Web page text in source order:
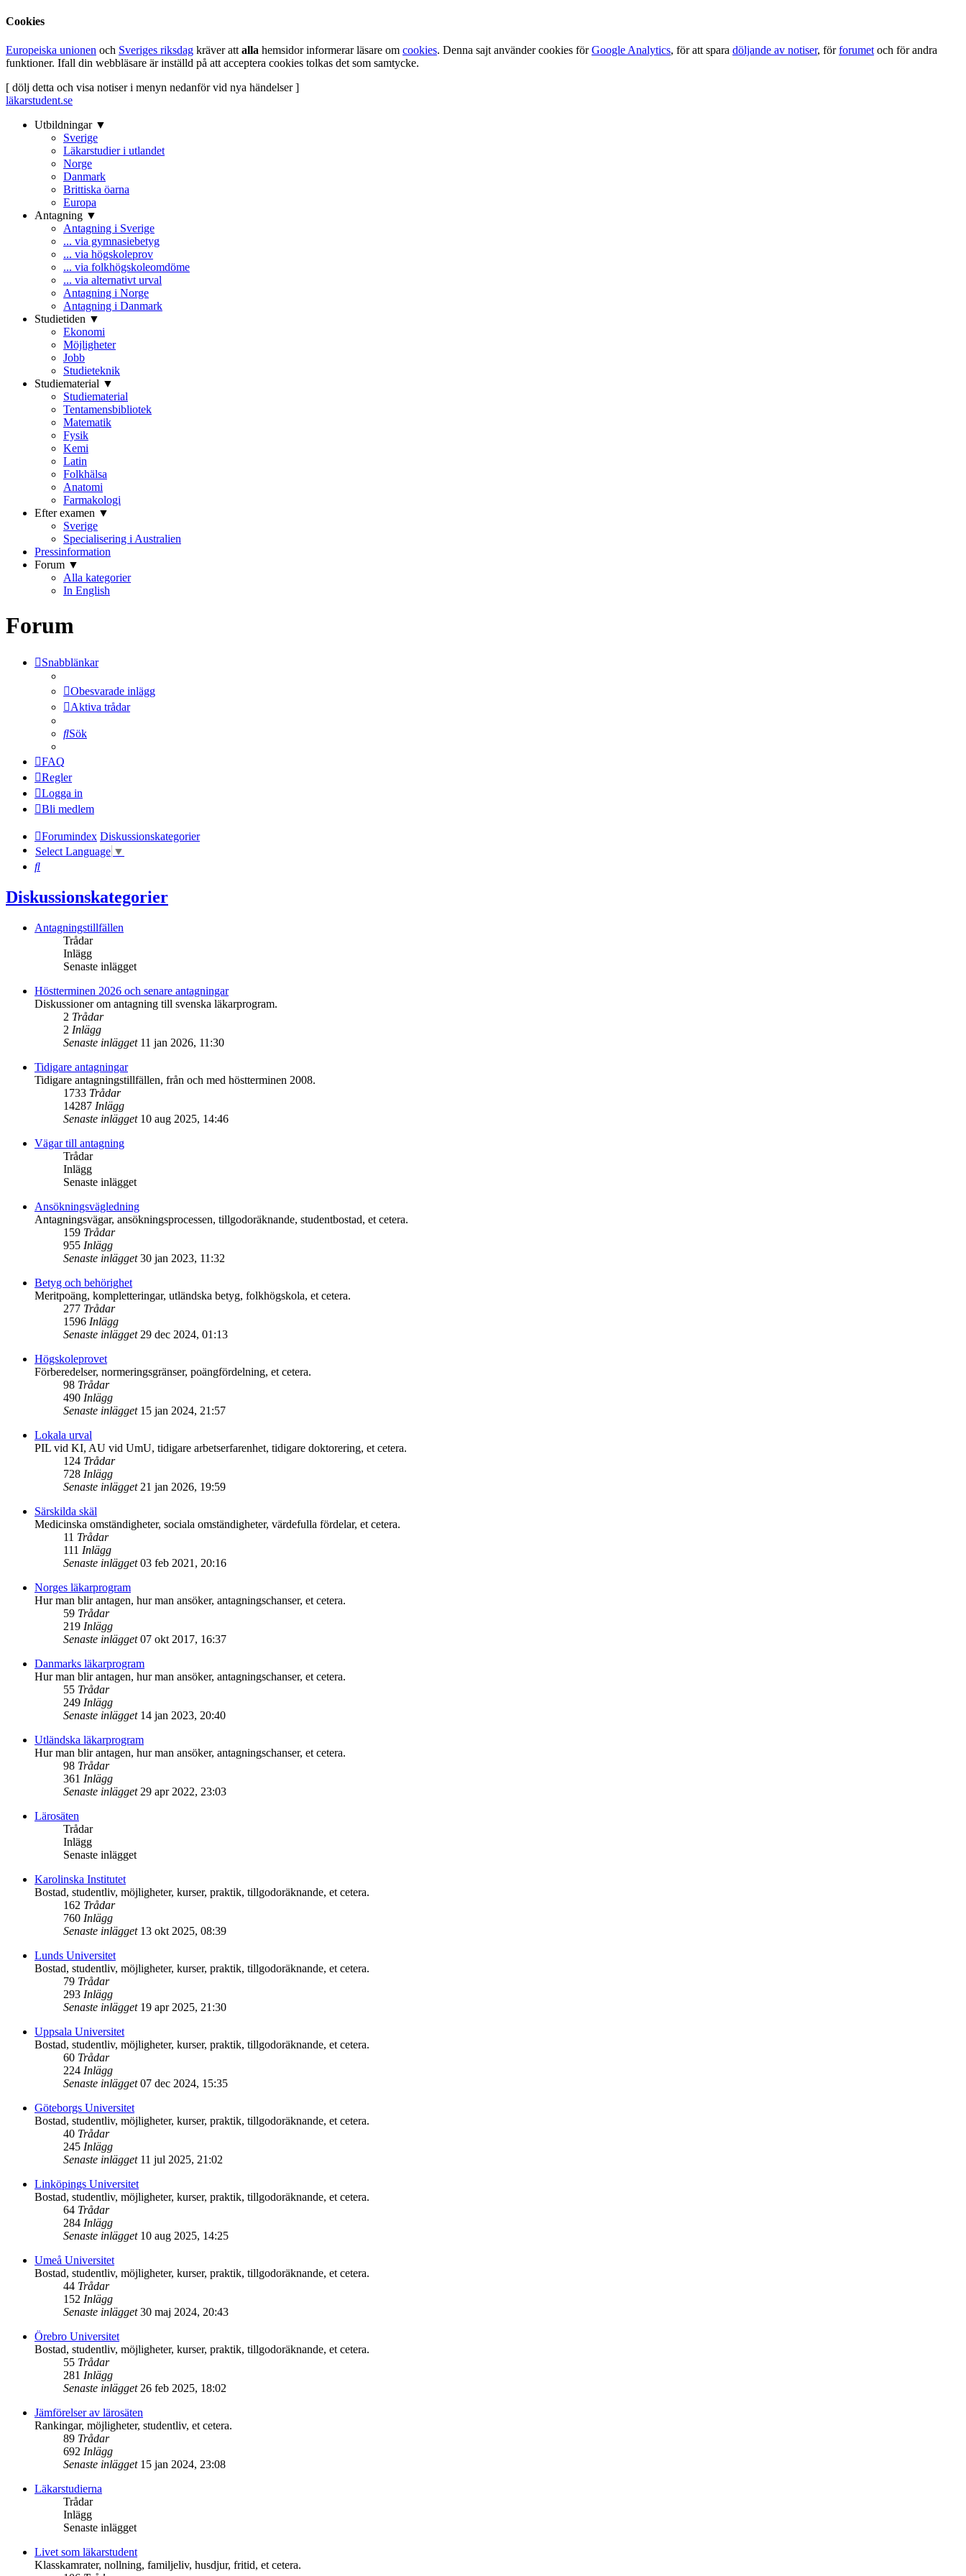
Cookies
Europeiska unionen och Sveriges riksdag kräver att alla hemsidor informerar läsare om cookies. Denna sajt använder cookies förGoogle Analytics, för att spara döljande av notiser, förforumet och för andra
funktioner. Ifall din webbläsare är inställd på att acceptera cookies tolkas det som samtycke.
[ dölj detta och visa notiser i menyn nedanför vid nya händelser ]
läkarstudent.se
Utbildningar ▼
Sverige
Läkarstudier i utlandet
Norge
Danmark
Brittiska öarna
Europa
Antagning ▼
Antagning i Sverige
... via gymnasiebetyg
... via högskoleprov
... via folkhögskoleomdöme
... via alternativt urval
Antagning i Norge
Antagning i Danmark
Studietiden ▼
Ekonomi
Möjligheter
Jobb
Studieteknik
Studiematerial ▼
Studiematerial
Tentamensbibliotek
Matematik
Fysik
Kemi
Latin
Folkhälsa
Anatomi
Farmakologi
Efter examen ▼
Sverige
Specialisering i Australien
Pressinformation
Forum ▼
Alla kategorier
In English
Forum
Snabblänkar
Obesvarade inlägg
Aktiva trådar
Sök
FAQ
Regler
Logga in
Bli medlem
Forumindex Diskussionskategorier
Select Language ▼
Sök
Diskussionskategorier
Antagningstillfällen
Trådar
Inlägg
Senaste inlägget
Höstterminen 2026 och senare antagningar
Diskussioner om antagning till svenska läkarprogram.
2 Trådar
2 Inlägg
Senaste inlägget 11 jan 2026, 11:30
Tidigare antagningar
Tidigare antagningstillfällen, från och med höstterminen 2008.
1733 Trådar
14287 Inlägg
Senaste inlägget 10 aug 2025, 14:46
Vägar till antagning
Trådar
Inlägg
Senaste inlägget
Ansökningsvägledning
Antagningsvägar, ansökningsprocessen, tillgodoräknande, studentbostad, et cetera.
159 Trådar
955 Inlägg
Senaste inlägget 30 jan 2023, 11:32
Betyg och behörighet
Meritpoäng, kompletteringar, utländska betyg, folkhögskola, et cetera.
277 Trådar
1596 Inlägg
Senaste inlägget 29 dec 2024, 01:13
Högskoleprovet
Förberedelser, normeringsgränser, poängfördelning, et cetera.
98 Trådar
490 Inlägg
Senaste inlägget 15 jan 2024, 21:57
Lokala urval
PIL vid KI, AU vid UmU, tidigare arbetserfarenhet, tidigare doktorering, et cetera.
124 Trådar
728 Inlägg
Senaste inlägget 21 jan 2026, 19:59
Särskilda skäl
Medicinska omständigheter, sociala omständigheter, värdefulla fördelar, et cetera.
11 Trådar
111 Inlägg
Senaste inlägget 03 feb 2021, 20:16
Norges läkarprogram
Hur man blir antagen, hur man ansöker, antagningschanser, et cetera.
59 Trådar
219 Inlägg
Senaste inlägget 07 okt 2017, 16:37
Danmarks läkarprogram
Hur man blir antagen, hur man ansöker, antagningschanser, et cetera.
55 Trådar
249 Inlägg
Senaste inlägget 14 jan 2023, 20:40
Utländska läkarprogram
Hur man blir antagen, hur man ansöker, antagningschanser, et cetera.
98 Trådar
361 Inlägg
Senaste inlägget 29 apr 2022, 23:03
Lärosäten
Trådar
Inlägg
Senaste inlägget
Karolinska Institutet
Bostad, studentliv, möjligheter, kurser, praktik, tillgodoräknande, et cetera.
162 Trådar
760 Inlägg
Senaste inlägget 13 okt 2025, 08:39
Lunds Universitet
Bostad, studentliv, möjligheter, kurser, praktik, tillgodoräknande, et cetera.
79 Trådar
293 Inlägg
Senaste inlägget 19 apr 2025, 21:30
Uppsala Universitet
Bostad, studentliv, möjligheter, kurser, praktik, tillgodoräknande, et cetera.
60 Trådar
224 Inlägg
Senaste inlägget 07 dec 2024, 15:35
Göteborgs Universitet
Bostad, studentliv, möjligheter, kurser, praktik, tillgodoräknande, et cetera.
40 Trådar
245 Inlägg
Senaste inlägget 11 jul 2025, 21:02
Linköpings Universitet
Bostad, studentliv, möjligheter, kurser, praktik, tillgodoräknande, et cetera.
64 Trådar
284 Inlägg
Senaste inlägget 10 aug 2025, 14:25
Umeå Universitet
Bostad, studentliv, möjligheter, kurser, praktik, tillgodoräknande, et cetera.
44 Trådar
152 Inlägg
Senaste inlägget 30 maj 2024, 20:43
Örebro Universitet
Bostad, studentliv, möjligheter, kurser, praktik, tillgodoräknande, et cetera.
55 Trådar
281 Inlägg
Senaste inlägget 26 feb 2025, 18:02
Jämförelser av lärosäten
Rankingar, möjligheter, studentliv, et cetera.
89 Trådar
692 Inlägg
Senaste inlägget 15 jan 2024, 23:08
Läkarstudierna
Trådar
Inlägg
Senaste inlägget
Livet som läkarstudent
Klasskamrater, nollning, familjeliv, husdjur, fritid, et cetera.